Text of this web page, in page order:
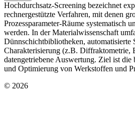
Hochdurchsatz-Screening bezeichnet
rechnergestützte Verfahren, mit denen
Prozessparameter-Räume systematisch
werden. In der Materialwissenschaft
Dünnschichtbibliotheken, automatisierte
Charakterisierung (z.B. Diffraktometrie,
datengetriebene Auswertung. Ziel ist
und Optimierung von Werkstoffen und
© 2026